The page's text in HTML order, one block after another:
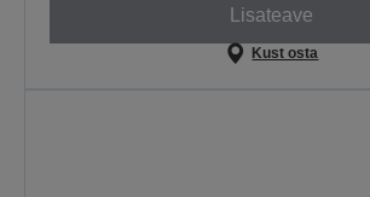
Lisateave
Kust osta